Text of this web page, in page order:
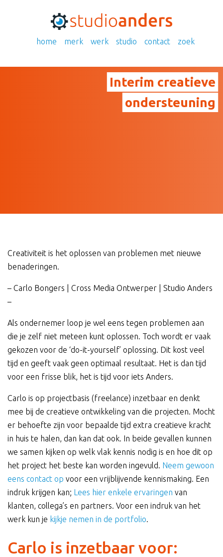
home merk werk studio contact zoek
Interim creatieve
ondersteuning
Creativiteit is het oplossen van problemen met nieuwe
benaderingen.
– Carlo Bongers | Cross Media Ontwerper | Studio Anders
–
Als ondernemer loop je wel eens tegen problemen aan
die je zelf niet meteen kunt oplossen. Toch wordt er vaak
gekozen voor de ‘do-it-yourself’ oplossing. Dit kost veel
tijd en geeft vaak geen optimaal resultaat. Het is dan tijd
voor een frisse blik, het is tijd voor iets Anders.
Carlo is op projectbasis (freelance) inzetbaar en denkt
mee bij de creatieve ontwikkeling van die projecten. Mocht
er behoefte zijn voor bepaalde tijd extra creatieve kracht
in huis te halen, dan kan dat ook. In beide gevallen kunnen
we samen kijken op welk vlak kennis nodig is en hoe dit op
het project het beste kan worden ingevuld. Neem gewoon
eens contact op voor een vrijblijvende kennismaking. Een
indruk krijgen kan; Lees hier enkele ervaringen van
klanten, collega’s en partners. Voor een indruk van het
werk kun je kijkje nemen in de portfolio.
Carlo is inzetbaar voor: